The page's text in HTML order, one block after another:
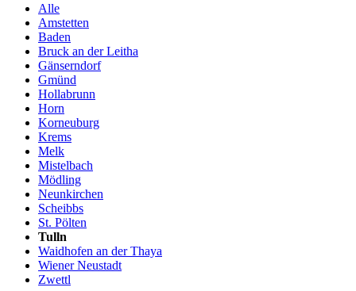
Alle
Amstetten
Baden
Bruck an der Leitha
Gänserndorf
Gmünd
Hollabrunn
Horn
Korneuburg
Krems
Melk
Mistelbach
Mödling
Neunkirchen
Scheibbs
St. Pölten
Tulln
Waidhofen an der Thaya
Wiener Neustadt
Zwettl